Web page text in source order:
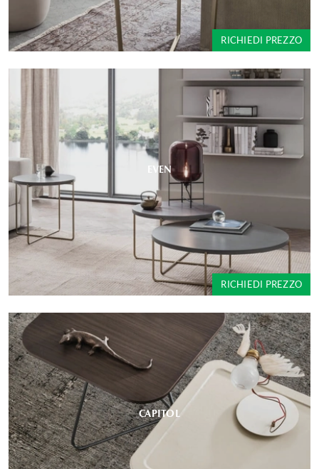
RICHIEDI PREZZO
EVEN
RICHIEDI PREZZO
CAPITOL